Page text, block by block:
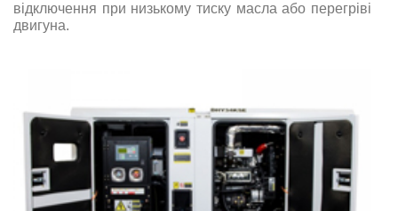
відключення при низькому тиску масла або перегріві
двигуна.